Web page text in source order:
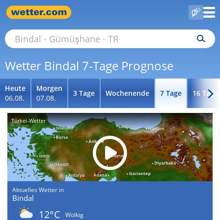
Wetter Bindal 7-Tage Prognose
Heute
06.08.
Morgen
07.08.
3 Tage Wochenende 7 Tage 16 Tage
Türkei-Wetter
Aktuelles Wetter in
Bindal
12°C
Wolkig